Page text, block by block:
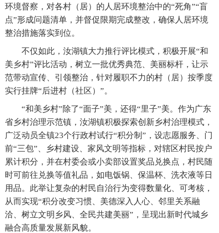
环境督察，对各村（居）的人居环境整治中的“死角”“盲
点”形成问题清单，并督促限期完成整改，确保人居环境
整治措施落实到位。
不仅如此，汝湖镇大力推行评比模式，积极开展“和
美乡村”评比活动，树立一批优秀典范、美丽标杆，让示
范带动宣传、引领整治，针对履职不力的村（居）按季度
实行挂牌“后进村（社区）”。
“和美乡村”除了“面子”美，还得“里子”美。作为广东
省乡村治理示范镇，汝湖镇积极探索创新乡村治理模式，
广泛动员全镇23个行政村试行“积分制”，设志愿服务、门
前“三包”、乡村建设、家风文明等指标，对辖区村民按户
累计积分，并在村委会或小卖部设置奖品兑换点，村民随
时可前往兑换等值礼品，如电饭锅、保温杯、洗衣液等日
用品。此举让复杂的村民自治行为变得数量化、可考核，
从而实现“积分改变习惯、美德深入人心、邻里关系融
洽、树立文明乡风、全民共建美丽”，呈现出新时代城乡
融合高质量发展新风貌。